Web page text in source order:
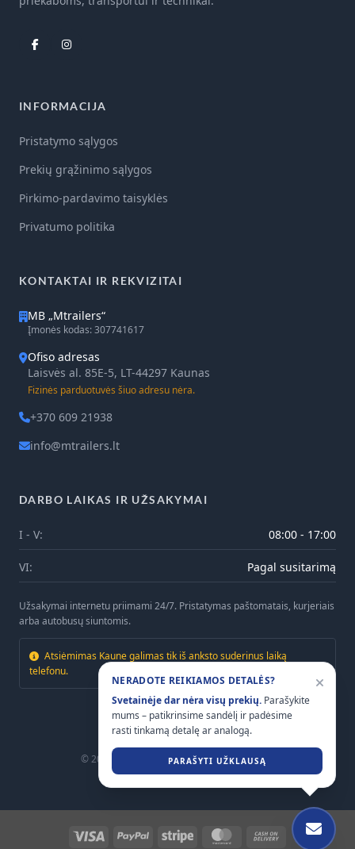
INFORMACIJA
Pristatymo sąlygos
Prekių grąžinimo sąlygos
Pirkimo-pardavimo taisyklės
Privatumo politika
KONTAKTAI IR REKVIZITAI
MB „Mtrailers“
Įmonės kodas: 307741617
Ofiso adresas
Laisvės al. 85E-5, LT-44297 Kaunas
Fizinės parduotuvės šiuo adresu nėra.
+370 609 21938
info@mtrailers.lt
DARBO LAIKAS IR UŽSAKYMAI
I - V: 08:00 - 17:00
VI: Pagal susitarimą
Užsakymai internetu priimami 24/7. Pristatymas paštomatais, kurjeriais
arba autobusų siuntomis.
Atsiėmimas Kaune galimas tik iš anksto suderinus laiką
telefonu.
© 2026 . Visos teisės saugomos.
NERADOTE REIKIAMOS DETALĖS?
Svetainėje dar nėra visų prekių. Parašykite
mums – patikrinsime sandėlį ir padėsime
rasti tinkamą detalę ar analogą.
PARAŠYTI UŽKLAUSĄ